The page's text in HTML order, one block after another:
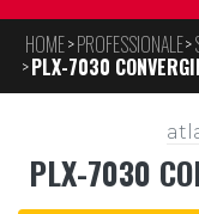
HOME PROFESSIONALE
PLX-7030
PLX-7030